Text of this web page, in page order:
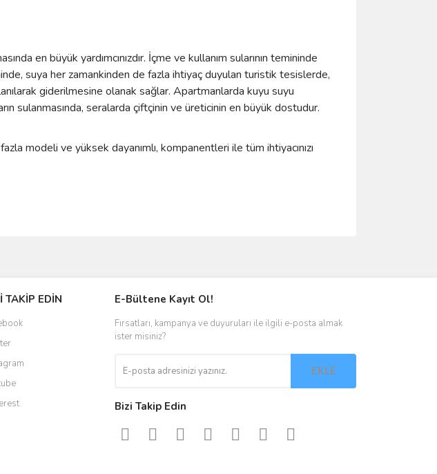
en büyük yardımcınızdır. İçme ve kullanım sularının temininde
suya her zamankinden de fazla ihtiyaç duyulan turistik tesislerde,
giderilmesine olanak sağlar. Apartmanlarda kuyu suyu
sulanmasında, seralarda çiftçinin ve üreticinin en büyük dostudur.
modeli ve yüksek dayanımlı, kompanentleri ile tüm ihtiyacınızı
TAKİP EDİN E-Bültene Kayıt Ol!
Fırsatları, kampanya ve duyuruları ile ilgili e-posta almak
ister misiniz?
EKLE
Bizi Takip Edin